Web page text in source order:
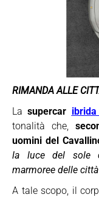
RIMANDA ALLE
Lasupercar
tonalità che,
uomini del
la luce del sole
marmoree delle
A tale scopo, il